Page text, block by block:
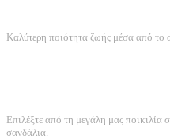
Καλύτερη ποιότητα ζωής μέσα από το
Επιλέξτε από τη μεγάλη μας ποικιλία
σανδάλια.